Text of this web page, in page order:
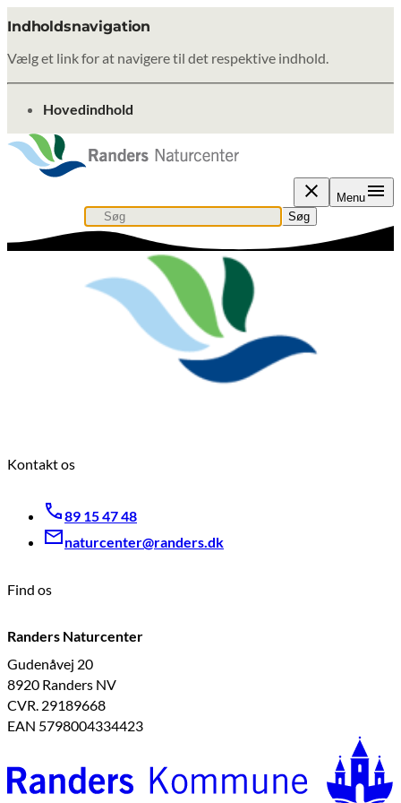
Indholdsnavigation
Vælg et link for at navigere til det respektive indhold.
gå til
Hovedindhold
Menu
Søg efter indhold, nyheder eller artikler
Søg
Kontakt os
89 15 47 48
naturcenter@randers.dk
Find os
Randers Naturcenter
Gudenåvej 20
8920 Randers NV
CVR. 29189668
EAN 5798004334423